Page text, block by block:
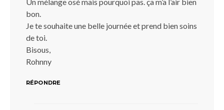
bon.
Je te souhaite une belle journée et prend bien soins
de toi.
Bisous,
Rohnny
RÉPONDRE